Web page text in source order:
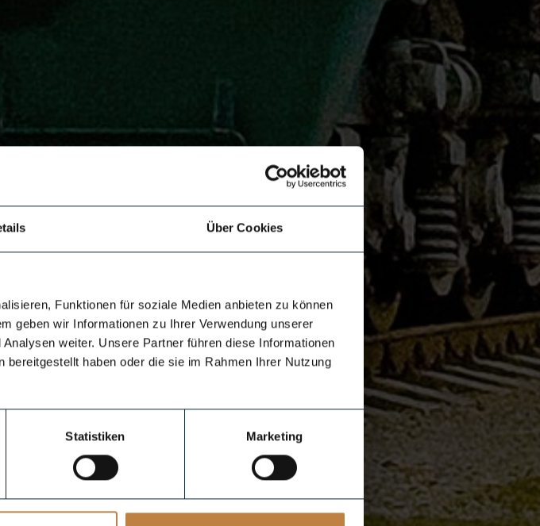
Über Cookies
Funktionen für soziale Medien anbieten zu können
geben wir Informationen zu Ihrer Verwendung unserer
weiter. Unsere Partner führen diese Informationen
haben oder die sie im Rahmen Ihrer Nutzung
Statistiken Marketing